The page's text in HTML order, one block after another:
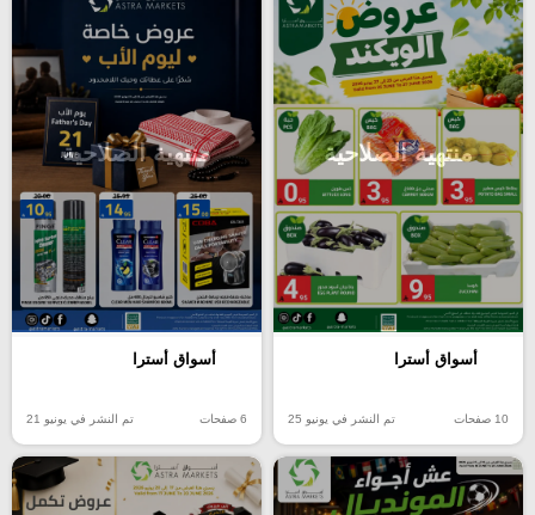
منتهية الصلاحية
أسواق أسترا
10 صفحات تم النشر في يونيو 25
منتهية الصلاحية
أسواق أسترا
6 صفحات تم النشر في يونيو 21